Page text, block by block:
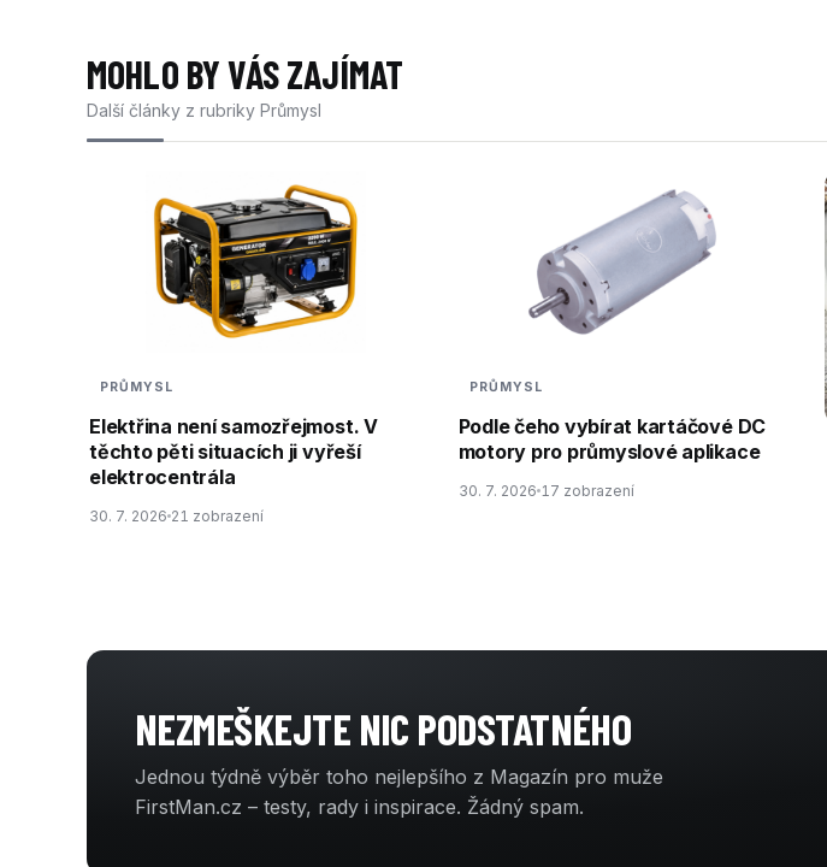
MOHLO BY VÁS ZAJÍMAT
Další články z rubriky Průmysl
PRŮMYSL
Elektřina není samozřejmost. V
těchto pěti situacích ji vyřeší
elektrocentrála
30. 7. 2026 21 zobrazení
PRŮMYSL
Podle čeho vybírat kartáčové DC
motory pro průmyslové aplikace
30. 7. 2026 17 zobrazení
NEZMEŠKEJTE NIC PODSTATNÉHO
Jednou týdně výběr toho nejlepšího z Magazín pro muže
FirstMan.cz – testy, rady i inspirace. Žádný spam.